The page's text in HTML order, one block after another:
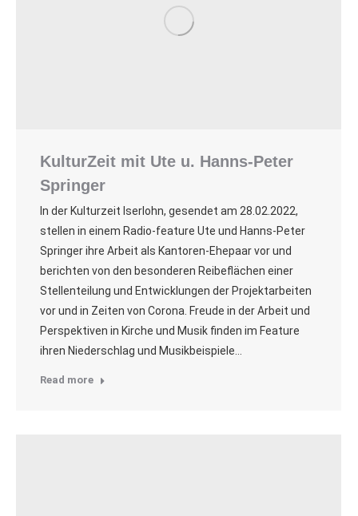
KulturZeit mit Ute u. Hanns-Peter
Springer
In der Kulturzeit Iserlohn, gesendet am 28.02.2022,
stellen in einem Radio-feature Ute und Hanns-Peter
Springer ihre Arbeit als Kantoren-Ehepaar vor und
berichten von den besonderen Reibeflächen einer
Stellenteilung und Entwicklungen der Projektarbeiten
vor und in Zeiten von Corona. Freude in der Arbeit und
Perspektiven in Kirche und Musik finden im Feature
ihren Niederschlag und Musikbeispiele…
Read more